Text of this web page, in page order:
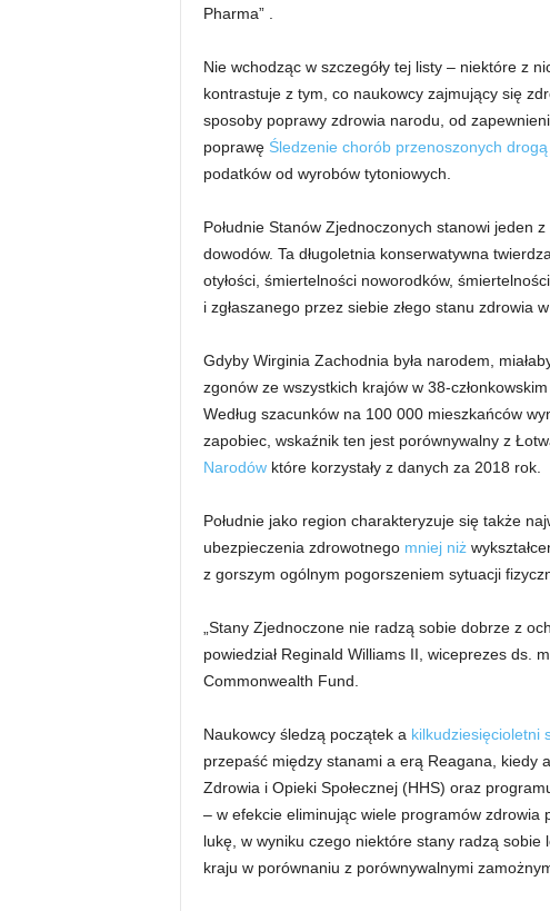
Pharma” .
Nie wchodząc w szczegóły tej listy – niektóre z
kontrastuje z tym, co naukowcy zajmujący się
sposoby poprawy zdrowia narodu, od
poprawę Śledzenie chorób przenoszonych drogą
podatków od wyrobów tytoniowych.
Południe Stanów Zjednoczonych stanowi jeden
dowodów. Ta długoletnia konserwatywna
otyłości, śmiertelności noworodków,
i zgłaszanego przez siebie złego stanu zdrowia
Gdyby Wirginia Zachodnia była narodem,
zgonów ze wszystkich krajów w 38-członkowskim
Według szacunków na 100 000 mieszkańców
zapobiec, wskaźnik ten jest porównywalny z
Narodówktóre korzystały z danych za 2018 rok.
Południe jako region charakteryzuje się także
ubezpieczenia zdrowotnego mniej niż
z gorszym ogólnym pogorszeniem sytuacji
„Stany Zjednoczone nie radzą sobie dobrze z
powiedział Reginald Williams II, wiceprezes ds.
Commonwealth Fund.
Naukowcy śledzą początek a kilkudziesięcioletni
przepaść między stanami a erą Reagana, kiedy
Zdrowia i Opieki Społecznej (HHS) oraz
– w efekcie eliminując wiele programów zdrowia
lukę, w wyniku czego niektóre stany radzą
kraju w porównaniu z porównywalnymi